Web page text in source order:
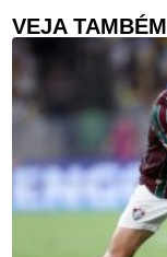
VEJA TAMBÉM